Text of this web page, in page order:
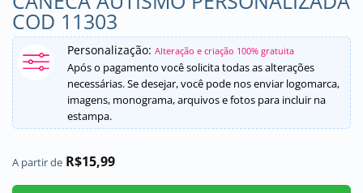
COD 11303
Personalização: Alteração e criação 100% gratuita
Após o pagamento você solicita todas as alterações
necessárias. Se desejar, você pode nos enviar logomarca,
imagens, monograma, arquivos e fotos para incluir na
estampa.
A partir de R$15,99